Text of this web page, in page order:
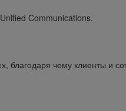
Communications.
благодаря чему клиенты и